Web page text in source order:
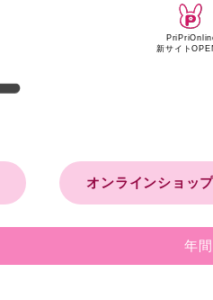
新サイト
オンラインショップ
年